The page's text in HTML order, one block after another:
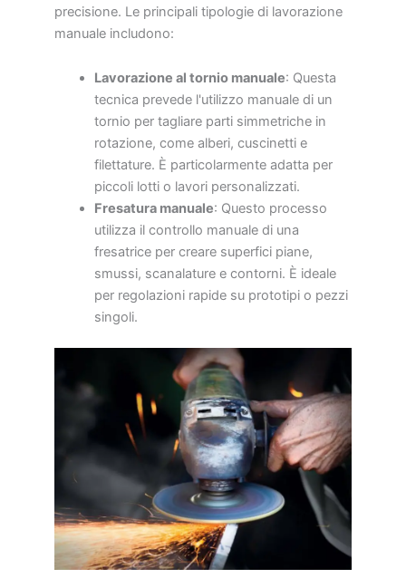
precisione. Le principali tipologie di lavorazione
manuale includono:
Lavorazione al tornio manuale: Questa
tecnica prevede l'utilizzo manuale di un
tornio per tagliare parti simmetriche in
rotazione, come alberi, cuscinetti e
filettature. È particolarmente adatta per
piccoli lotti o lavori personalizzati.
Fresatura manuale: Questo processo
utilizza il controllo manuale di una
fresatrice per creare superfici piane,
smussi, scanalature e contorni. È ideale
per regolazioni rapide su prototipi o pezzi
singoli.